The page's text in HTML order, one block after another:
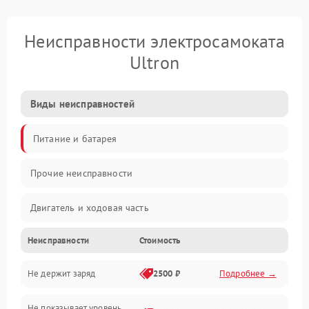
Неисправности электросамоката
Ultron
Виды неисправностей
Питание и батарея
Прочие неисправности
Двигатель и ходовая часть
Тормоза и безопасность
Подвеска и колеса
Неисправности Стоимость
Не держит заряд 2500 ₽ Подробнее →